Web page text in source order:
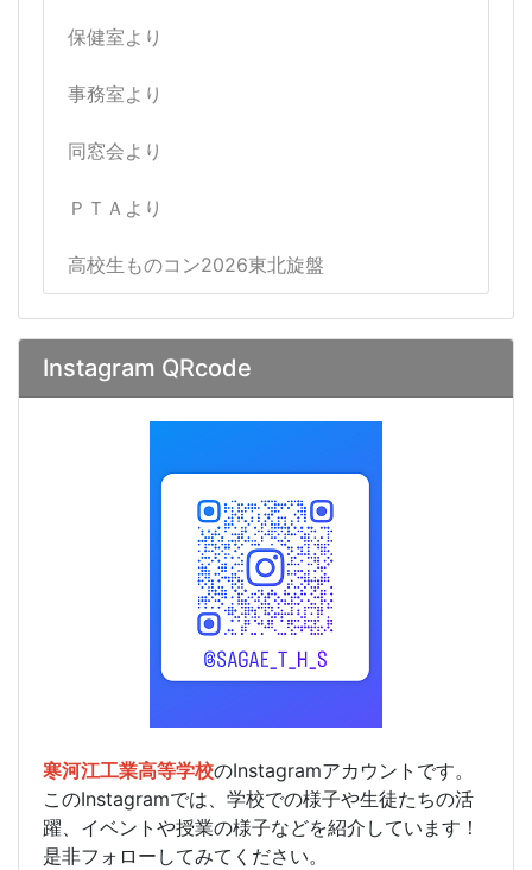
保健室より
事務室より
同窓会より
ＰＴＡより
高校生ものコン2026東北旋盤
Instagram QRcode
寒河江工業高等学校のInstagramアカウントです。
このInstagramでは、学校での様子や生徒たちの活
躍、イベントや授業の様子などを紹介しています！
是非フォローしてみてください。